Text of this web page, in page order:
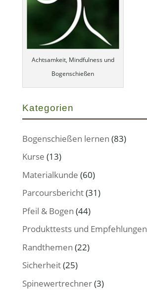
Achtsamkeit, Mindfulness und
Bogenschießen
Kategorien
Bogenschießen lernen (83)
Kurse (13)
Materialkunde (60)
Parcoursbericht(31)
Pfeil & Bogen (44)
Produkttests und Empfehlungen
Randthemen (22)
Sicherheit(25)
Spinewertrechner(3)